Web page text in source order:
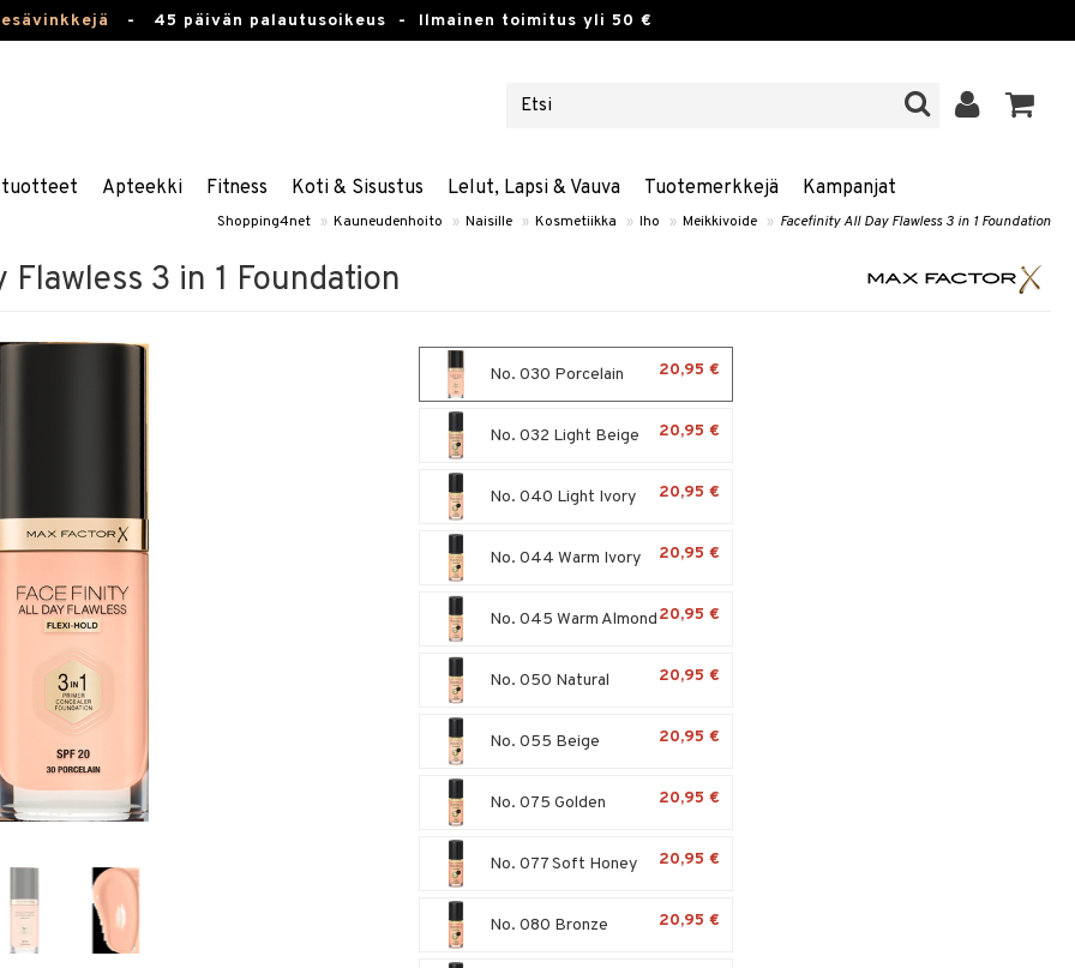
- 45 päivän palautusoikeus - Ilmainen toimitus yli 50 €
Apteekki Fitness Koti & Sisustus Lelut, Lapsi & Vauva Tuotemerkkejä Kampanjat
Shopping4net » Kauneudenhoito » Naisille » Kosmetiikka » Iho » Meikkivoide » Facefinity All Day Flawless 3 in 1 Foundation
Flawless 3 in 1 Foundation
No. 030 Porcelain 20,95 €
No. 032 Light Beige 20,95 €
No. 040 Light Ivory 20,95 €
No. 044 Warm Ivory 20,95 €
No. 045 Warm Almond20,95 €
No. 050 Natural 20,95 €
No. 055 Beige 20,95 €
No. 075 Golden 20,95 €
No. 077 Soft Honey 20,95 €
No. 080 Bronze 20,95 €